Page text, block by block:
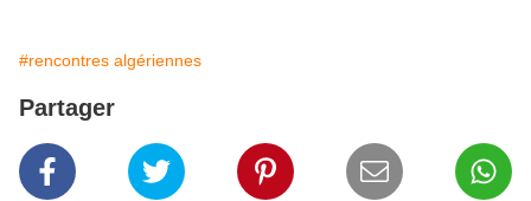
#rencontres algériennes
Partager